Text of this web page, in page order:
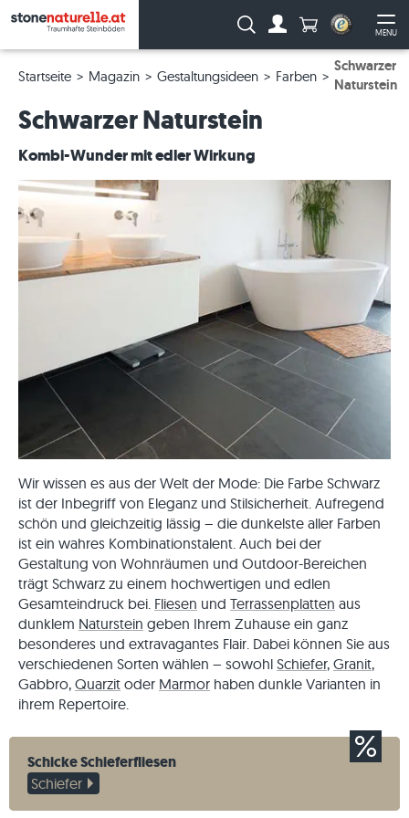
MENU
Suche: Anzahl
Startseite Magazin Gestaltungsideen Farben
Schwarzer
Naturstein
Schwarzer Naturstein
Kombi-Wunder mit edler Wirkung
Wir wissen es aus der Welt der Mode: Die Farbe Schwarz
ist der Inbegriff von Eleganz und Stilsicherheit. Aufregend
schön und gleichzeitig lässig – die dunkelste aller Farben
ist ein wahres Kombinationstalent. Auch bei der
Gestaltung von Wohnräumen und Outdoor-Bereichen
trägt Schwarz zu einem hochwertigen und edlen
Gesamteindruck bei. Fliesen und Terrassenplatten aus
dunklem Naturstein geben Ihrem Zuhause ein ganz
besonderes und extravagantes Flair. Dabei können Sie aus
verschiedenen Sorten wählen – sowohl Schiefer, Granit,
Gabbro, Quarzit oder Marmor haben dunkle Varianten in
ihrem Repertoire.
Schicke Schieferfliesen
Schiefer